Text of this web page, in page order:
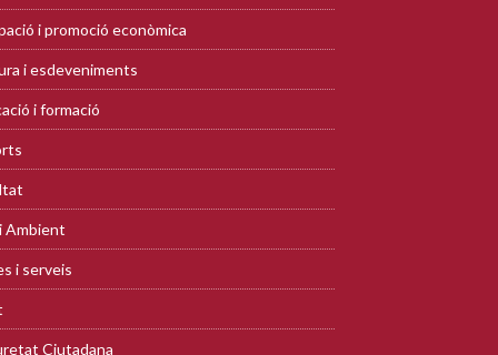
i promoció econòmica
i esdeveniments
i formació
Ambient
i serveis
Ciutadana